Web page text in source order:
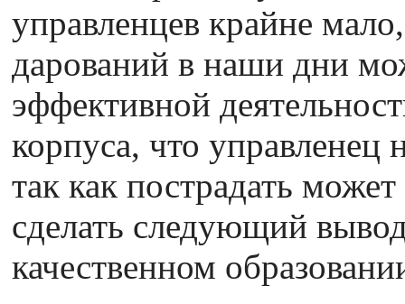
управленцев крайне
дарований в наши дни
эффективной
корпуса, что управленец
так как пострадать
сделать следующий
качественном